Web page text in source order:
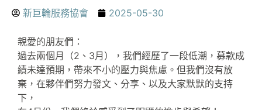
新巨輪服務協會 2025-05-30
親愛的朋友們：
過去兩個月（2、3月），我們經歷了一段低潮，募款成
績未達預期，帶來不小的壓力與焦慮。但我們沒有放
棄，在夥伴們努力發文、分享、以及大家默默的支持
下，